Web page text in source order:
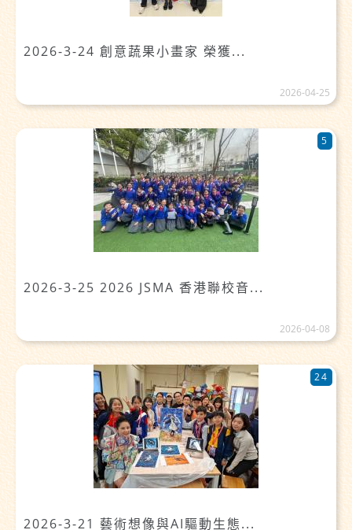
2026-3-24 創意蔬果小畫家 榮獲...
2026-04-25
2026-3-25 2026 JSMA 香港聯校音...
5
2026-04-08
2026-3-21 藝術想像與AI驅動生態...
24